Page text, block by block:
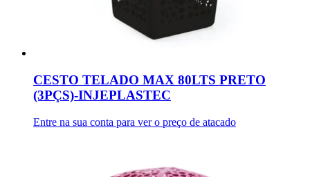
CESTO TELADO MAX 80LTS PRETO
(3PÇS)-INJEPLASTEC
Entre na sua conta para ver o preço de atacado